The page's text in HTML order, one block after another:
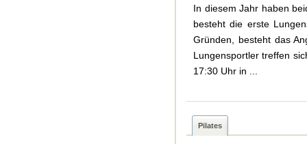
In diesem Jahr haben
besteht die erste
Gründen, besteht das
Lungensportler treffen
17:30 Uhr in ...
Pilates